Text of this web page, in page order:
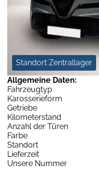
Standort Zentrallager
Allgemeine Daten:
Fahrzeugtyp
Karosserieform
Getriebe
Kilometerstand
Anzahl der Türen
Farbe
Standort
Lieferzeit
Unsere Nummer